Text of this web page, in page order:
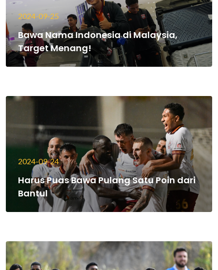
2024-09-25
Bawa Nama Indonesia di Malaysia,
Target Menang!
2024-09-24
Harus Puas Bawa Pulang Satu Poin dari
Bantul